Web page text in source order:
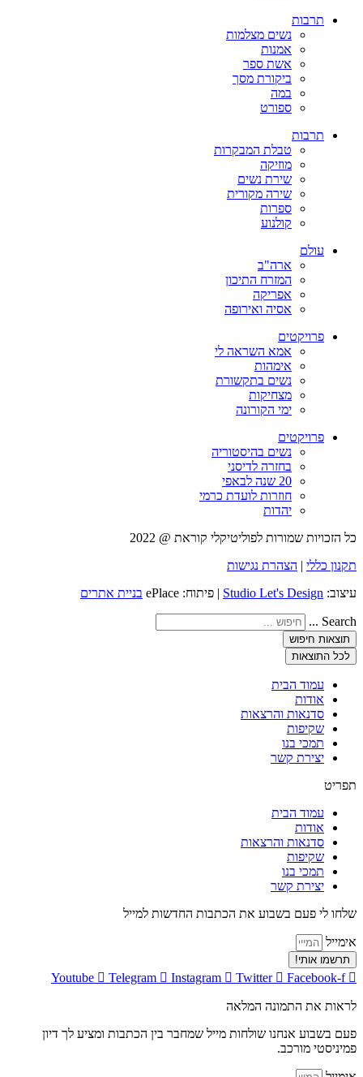
תרבות
נשים מצלמות
אמנות
אשת ספר
ביקורת מסך
במה
ספורט
תרבות
טבלת המבקרות
מוזיקה
שירת נשים
שירה מקורית
ספרות
קולנוע
עולם
ארה"ב
המזרח התיכון
אפריקה
אסיה ואירופה
פרויקטים
אמא השראה לי
אימהות
נשים בתקשורת
מצחיקות
ימי הקורונה
פרויקטים
נשים בהיסטוריה
בחזרה לדיסני
20 שנה לבאפי
חוזרות לועדת כרמי
יהדות
כל הזכויות שמורות לפוליטיקלי קוראת @ 2022
תקנון כללי | הצהרת נגישות
עיצוב: Studio Let's Design | פיתוח: ePlace בניית אתרים
Search ...
תוצאות חיפוש
לכל התוצאות
עמוד הבית
אודות
סדנאות והרצאות
שקיפות
תמכי בנו
יצירת קשר
תפריט
עמוד הבית
אודות
סדנאות והרצאות
שקיפות
תמכי בנו
יצירת קשר
שלחו לי פעם בשבוע את הכתבות החדשות למייל
אימייל
תרשמו אותי!
Youtube Telegram Instagram Twitter Facebook-f
לראות את התמונה המלאה
פעם בשבוע אנחנו שולחות מייל שמחבר בין הכתבות ומציע לך דיון
פמיניסטי מורכב.